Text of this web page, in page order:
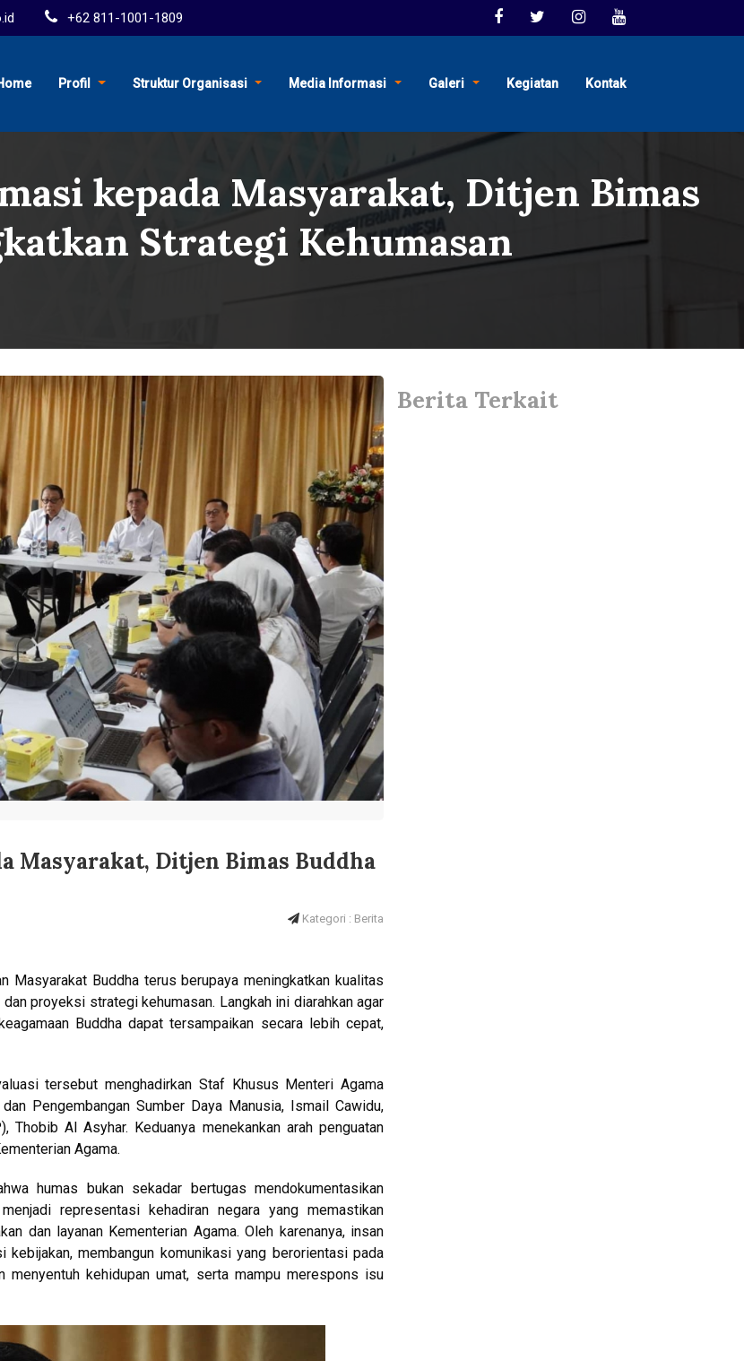
+62 811-1001-1809
Profil Struktur Organisasi Media Informasi Galeri Kegiatan Kontak
kepada Masyarakat, Ditjen Bimas
Strategi Kehumasan
Masyarakat, Ditjen Bimas Buddha
Kategori : Berita
Buddha terus berupaya meningkatkan kualitas
proyeksi strategi kehumasan. Langkah ini diarahkan agar
Buddha dapat tersampaikan secara lebih cepat,
tersebut menghadirkan Staf Khusus Menteri Agama
Pengembangan Sumber Daya Manusia, Ismail Cawidu,
Al Asyhar. Keduanya menekankan arah penguatan
Agama.
humas bukan sekadar bertugas mendokumentasikan
representasi kehadiran negara yang memastikan
dan layanan Kementerian Agama. Oleh karenanya, insan
membangun komunikasi yang berorientasi pada
menyentuh kehidupan umat, serta mampu merespons isu
Berita Terkait